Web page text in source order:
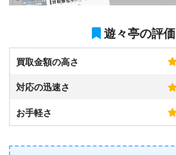
遊々亭の評価
買取金額の高さ
対応の迅速さ
お手軽さ